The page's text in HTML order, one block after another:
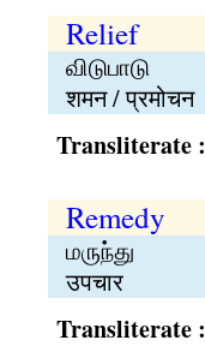
Relief
விடுபாடு
शमन / प्रमोचन
Transliterate :
Remedy
மருந்து
उपचार
Transliterate :